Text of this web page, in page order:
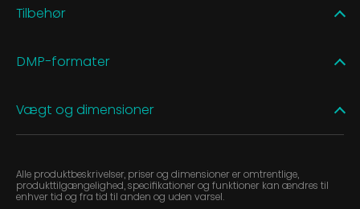
Tilbehør
DMP-formater
Vægt og dimensioner
Alle produktbeskrivelser, priser og dimensioner er omtrentlige,
produkttilgængelighed, specifikationer og funktioner kan ændres til
enhver tid og fra tid til anden og uden varsel.